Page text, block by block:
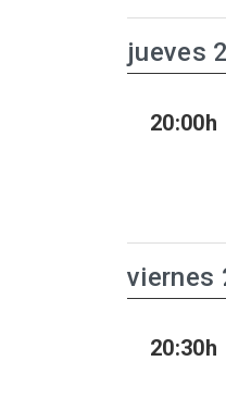
jueves
20:00h
viernes
20:30h